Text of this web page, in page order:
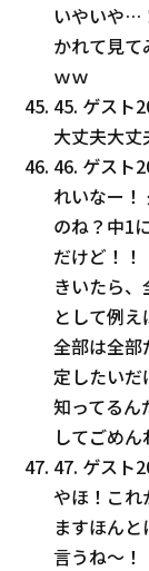
いやいや…
かれて見
ｗｗ
45. ゲスト
大丈夫大丈
46. ゲスト
れいなー
のね？中1
だけど！！
きいたら
として例
全部は全
定したい
知ってるん
してごめん
47. ゲスト
やほ！こ
ますほん
言うね〜！